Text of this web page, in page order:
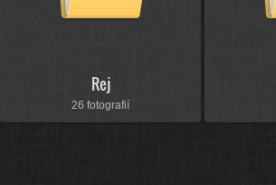
Rej
26 fotografií